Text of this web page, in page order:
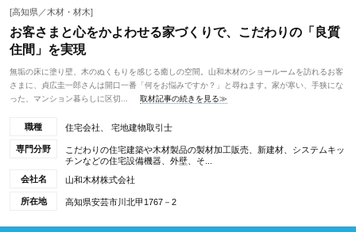
[高知県／木材・材木]
お客さまと心をかよわせる家づくりで、こだわりの「良質
住間」を実現
無垢の床に塗り壁、木のぬくもりを感じる癒しの空間。山和木材のショールームを訪れるお客
さまに、貞広圭一郎さんは開口一番「何をお悩みですか？」と尋ねます。家が寒い、手狭にな
った、マンション暮らしに区切...
取材記事の続きを見る≫
職種 住宅会社、 宅地建物取引士
専門分野
こだわりの住宅建築や木材製品の製材加工販売、新建材、システムキッ
チンなどの住宅設備機器、外壁、そ...
会社名
山和木材株式会社
所在地 高知県安芸市川北甲1767－2